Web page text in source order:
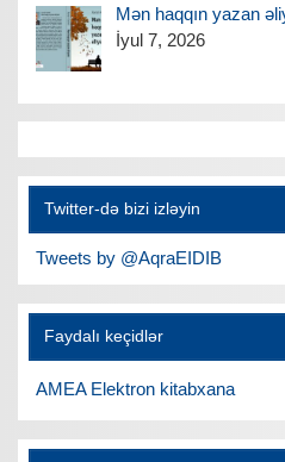
Mən haqqın yazan
İyul 7, 2026
Twitter-də bizi izləyin
Tweets by @AqraEIDIB
Faydalı keçidlər
AMEA Elektron kitabxana